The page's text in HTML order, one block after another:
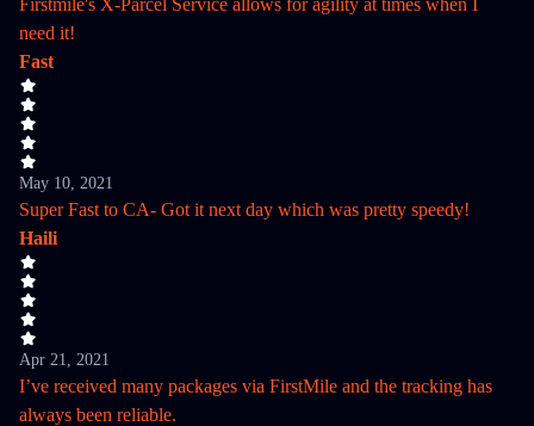
Firstmile's X-Parcel Service allows for agility at times when I
need it!
Fast
May 10, 2021
Super Fast to CA- Got it next day which was pretty speedy!
Haili
Apr 21, 2021
I’ve received many packages via FirstMile and the tracking has
always been reliable.